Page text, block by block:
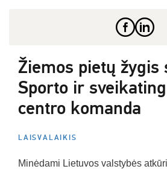
Žiemos pietų žygis
Sporto ir
centro komanda
LAISVALAIKIS
Minėdami Lietuvos valstybės